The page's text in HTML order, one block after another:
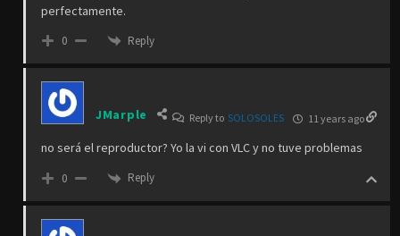
perfectamente.
0 Reply
JMarple Reply to SOLOSOLES 11 years ago
no será el reproductor? Yo la vi con VLC y no tuve problemas
0 Reply